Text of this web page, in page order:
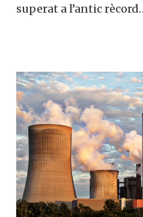
superat a l’antic